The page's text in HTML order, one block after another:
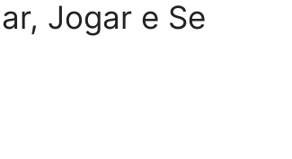
Jogar e Se